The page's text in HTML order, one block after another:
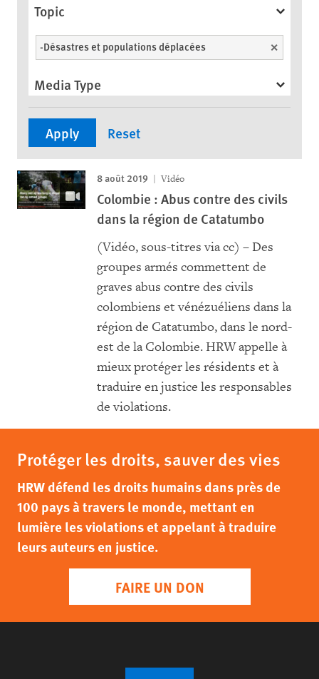
Topic
-Désastres et populations déplacées Unselect
Media Type
8 août 2019 Vidéo
Colombie : Abus contre des civils
dans la région de Catatumbo
(Vidéo, sous-titres via cc) – Des
groupes armés commettent de
graves abus contre des civils
colombiens et vénézuéliens dans la
région de Catatumbo, dans le nord-
est de la Colombie. HRW appelle à
mieux protéger les résidents et à
traduire en justice les responsables
de violations.
Protéger les droits, sauver des vies
HRW défend les droits humains dans près de
100 pays à travers le monde, mettant en
lumière les violations et appelant à traduire
leurs auteurs en justice.
FAIRE UN DON